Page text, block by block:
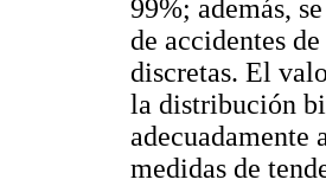
99%; además,
de accidentes
discretas. El
la distribución
adecuadamente
medidas de